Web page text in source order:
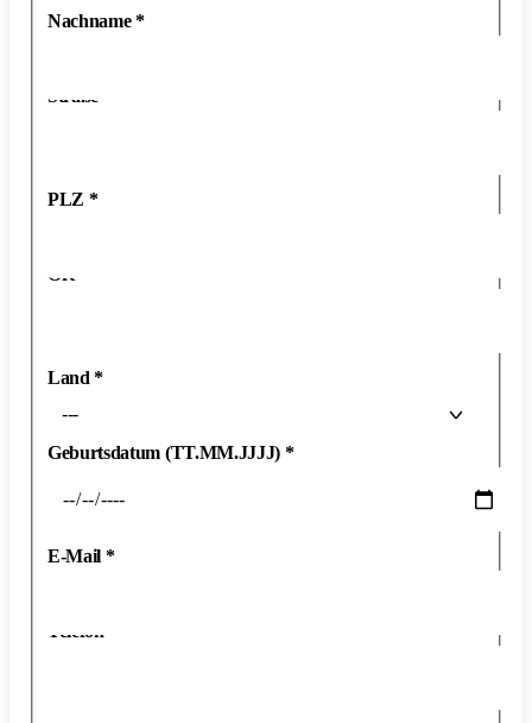
Nachname*
Straße
PLZ *
Ort
Land*
---
Geburtsdatum (TT.MM.JJJJ) *
E-Mail *
Telefon